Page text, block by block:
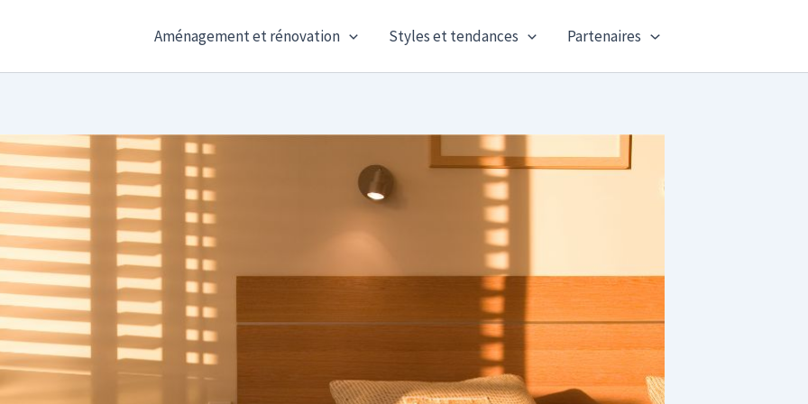
Aménagement et rénovation Styles et tendances Partenaires